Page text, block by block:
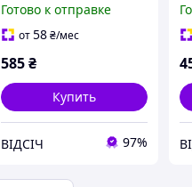
для CAT, SOFT
армейский, надёжный,
Готово к отправке
от58₴/мес
585₴
Купить
ВІДСІЧ 97%